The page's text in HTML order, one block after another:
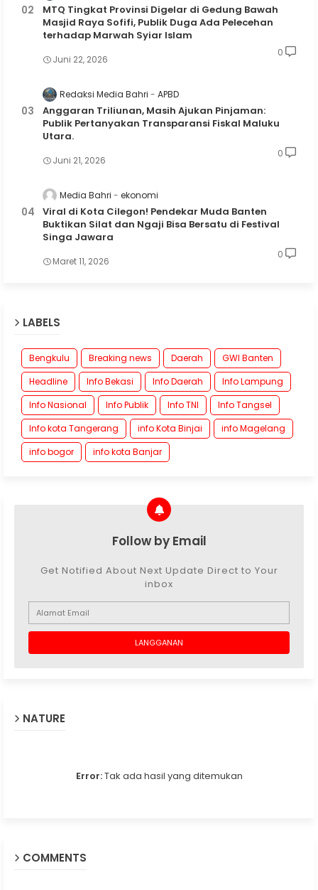
MTQ Tingkat Provinsi Digelar di Gedung Bawah
Masjid Raya Sofifi, Publik Duga Ada Pelecehan
terhadap Marwah Syiar Islam
Juni 22, 2026
0
Redaksi Media Bahri APBD
Anggaran Triliunan, Masih Ajukan Pinjaman:
Publik Pertanyakan Transparansi Fiskal Maluku
Utara.
Juni 21, 2026
0
Media Bahri ekonomi
Viral di Kota Cilegon! Pendekar Muda Banten
Buktikan Silat dan Ngaji Bisa Bersatu di Festival
Singa Jawara
Maret 11, 2026
0
LABELS
Bengkulu Breaking news Daerah
GWI Banten
Headline
Info Bekasi Info Daerah
Info Lampung
Info Nasional
Info Publik Info TNI
Info Tangsel
Info kota Tangerang
info Kota Binjai
info Magelang
info bogor
info kota Banjar
Follow by Email
Get Notified About Next Update Direct to Your
inbox
NATURE
Error:Tak ada hasil yang ditemukan
COMMENTS